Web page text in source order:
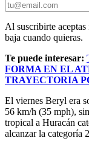
Al suscribirte aceptas
baja cuando quieras.
Te puede interesar:
FORMA EN EL
TRAYECTORIA
El viernes Beryl era
56 km/h (35 mph),
tropical a Huracán
alcanzar la categoría